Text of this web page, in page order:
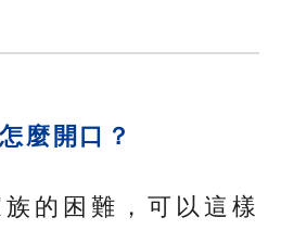
麼開口？
的困難，可以這樣